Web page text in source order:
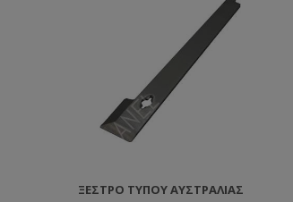
ΞΈΣΤΡΟ ΤΎΠΟΥ ΑΥΣΤΡΑΛΊΑΣ